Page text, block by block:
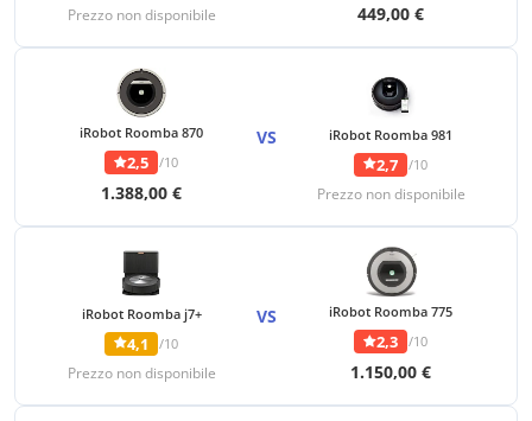
Prezzo non disponibile 449,00 €
iRobot Roomba 870
2,5 /10
1.388,00 €
VS iRobot Roomba 981
2,7 /10
Prezzo non disponibile
iRobot Roomba j7+
4,1 /10
Prezzo non disponibile
VS iRobot Roomba 775
2,3 /10
1.150,00 €